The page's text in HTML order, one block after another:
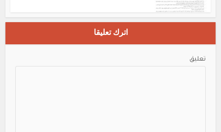
اترك تعليقا
تعليق